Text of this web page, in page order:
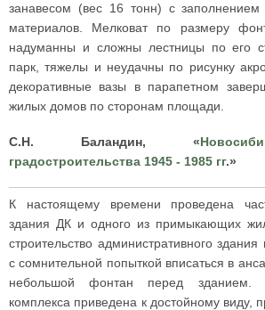
занавесом (вес 16 тонн) с заполнением
материалов. Мелковат по размеру
надуманны и сложны лестницы по его
парк, тяжелы и неудачны по рисунку
декоративные вазы в парапетном
жилых домов по сторонам площади.
С.Н. Баландин, «
градостроительства 1945 - 1985 гг.»
К настоящему времени проведена
здания ДК и одного из примыкающих
строительство административного
с сомнительной попыткой вписаться в
небольшой фонтан перед зданием.
комплекса приведена к достойному виду,